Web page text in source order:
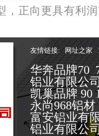
，正向更具有利
友情链接: 网址之家
华奔品牌70
铝业有限公
凯巢品牌 90
永尚968铝
富安铝业有
铝业有限公